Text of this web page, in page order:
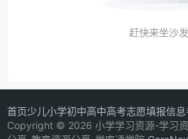
赶快来坐沙发
首页少儿小学初中高中高考志愿填报信息
Copyright © 2026 小学学习资源-学习